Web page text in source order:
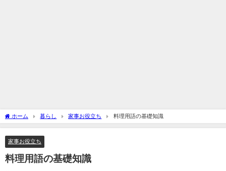
ホーム 暮らし 家事お役立ち 料理用語の基礎知識
家事お役立ち
料理用語の基礎知識